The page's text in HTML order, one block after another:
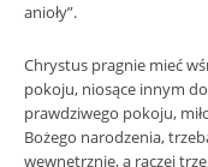
anioły”.
Chrystus pragnie mieć
pokoju, niosące innym
prawdziwego pokoju,
Bożego narodzenia,
wewnętrznie, a raczej